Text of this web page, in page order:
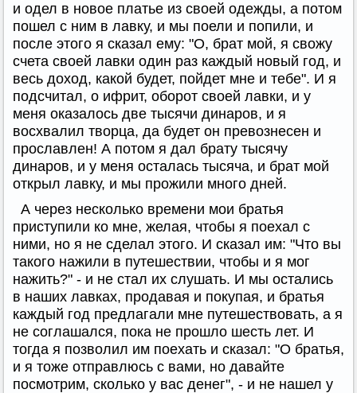
и одел в новое платье из своей одежды, а потом
пошел с ним в лавку, и мы поели и попили, и
после этого я сказал ему: "О, брат мой, я свожу
счета своей лавки один раз каждый новый год, и
весь доход, какой будет, пойдет мне и тебе". И я
подсчитал, о ифрит, оборот своей лавки, и у
меня оказалось две тысячи динаров, и я
восхвалил творца, да будет он превознесен и
прославлен! А потом я дал брату тысячу
динаров, и у меня осталась тысяча, и брат мой
открыл лавку, и мы прожили много дней.
А через несколько времени мои братья
приступили ко мне, желая, чтобы я поехал с
ними, но я не сделал этого. И сказал им: "Что вы
такого нажили в путешествии, чтобы и я мог
нажить?" - и не стал их слушать. И мы остались
в наших лавках, продавая и покупая, и братья
каждый год предлагали мне путешествовать, а я
не соглашался, пока не прошло шесть лет. И
тогда я позволил им поехать и сказал: "О братья,
и я тоже отправлюсь с вами, но давайте
посмотрим, сколько у вас денег", - и не нашел у